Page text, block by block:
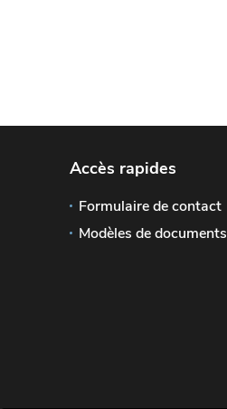
Accès rapides
Formulaire de contact
Modèles de documents